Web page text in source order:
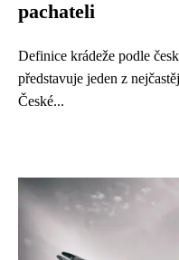
pachateli
Definice krádeže podle
představuje jeden z
České...